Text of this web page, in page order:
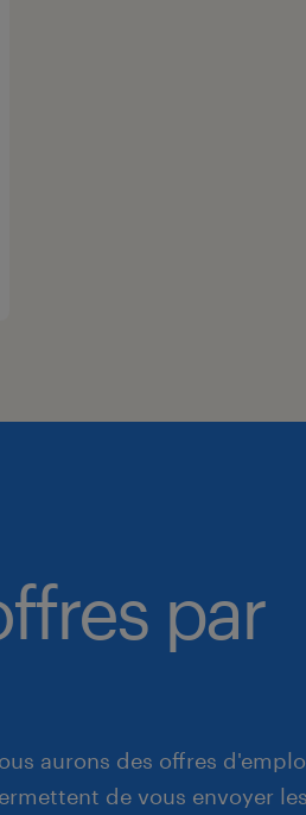
par
aurons des offres
de vous envoyer les